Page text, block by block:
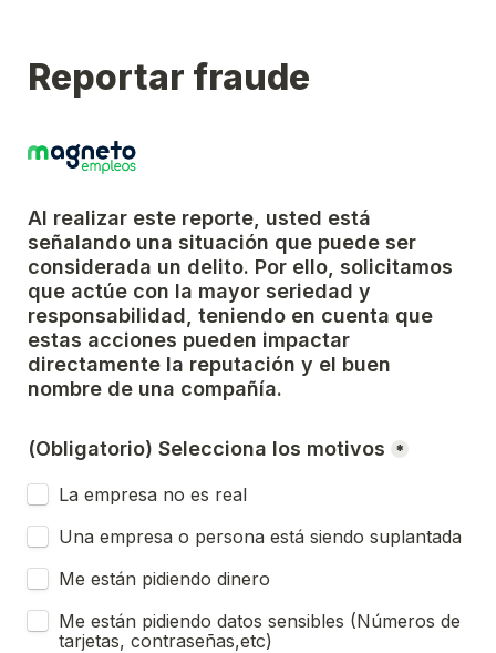
Reportar fraude
Al realizar este reporte, usted está
señalando una situación que puede ser
considerada un delito. Por ello, solicitamos
que actúe con la mayor seriedad y
responsabilidad, teniendo en cuenta que
estas acciones pueden impactar
directamente la reputación y el buen
nombre de una compañía.
(Obligatorio) Selecciona los motivos *
La empresa no es real
Una empresa o persona está siendo suplantada
Me están pidiendo dinero
Me están pidiendo datos sensibles (Números de
tarjetas, contraseñas,etc)